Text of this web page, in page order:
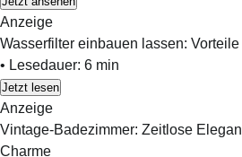
Anzeige
Wasserfilter einbauen lassen: Vorteile
• Lesedauer: 6 min
Jetzt lesen
Anzeige
Vintage-Badezimmer: Zeitlose
Charme